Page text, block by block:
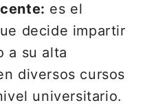
es el
decide impartir
a su alta
diversos cursos
universitario.